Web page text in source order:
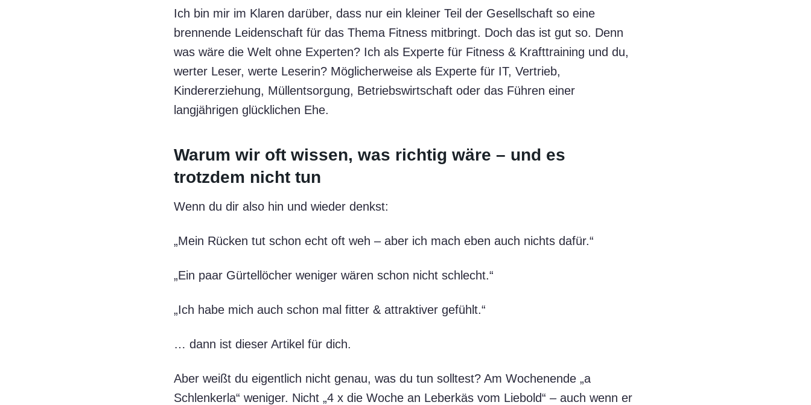
Ich bin mir im Klaren darüber, dass nur ein kleiner Teil der Gesellschaft so eine
brennende Leidenschaft für das Thema Fitness mitbringt. Doch das ist gut so. Denn
was wäre die Welt ohne Experten? Ich als Experte für Fitness & Krafttraining und du,
werter Leser, werte Leserin? Möglicherweise als Experte für IT, Vertrieb,
Kindererziehung, Müllentsorgung, Betriebswirtschaft oder das Führen einer
langjährigen glücklichen Ehe.
Warum wir oft wissen, was richtig wäre – und es
trotzdem nicht tun
Wenn du dir also hin und wieder denkst:
„Mein Rücken tut schon echt oft weh – aber ich mach eben auch nichts dafür.“
„Ein paar Gürtellöcher weniger wären schon nicht schlecht.“
„Ich habe mich auch schon mal fitter & attraktiver gefühlt.“
… dann ist dieser Artikel für dich.
Aber weißt du eigentlich nicht genau, was du tun solltest? Am Wochenende „a
Schlenkerla“ weniger. Nicht „4 x die Woche an Leberkäs vom Liebold“ – auch wenn er